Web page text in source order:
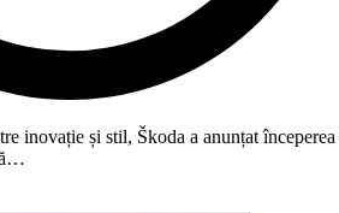
inovație și stil, Škoda a anunțat începerea